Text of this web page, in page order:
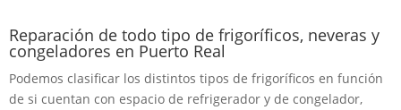
Reparación de todo tipo de frigoríficos, neveras y
congeladores en Puerto Real
Podemos clasificar los distintos tipos de frigoríficos en función
de si cuentan con espacio de refrigerador y de congelador,